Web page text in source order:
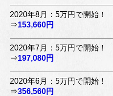
2020年8月：5万円で開始！
⇒153,660円
2020年7月：5万円で開始！
⇒197,080円
2020年6月：5万円で開始！
⇒356,560円